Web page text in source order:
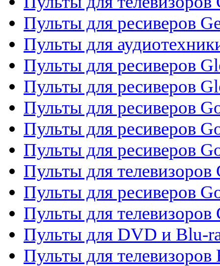
Пульты для ресиверов
Пульты для
Пульты для ресиверов
Пульты для ресиверов
Пульты для ресиверов
Пульты для ресиверов
Пульты для ресиверов
Пульты для телевизоров
Пульты для ресиверов
Пульты для телевизоров
Пульты для DVD и Blu-
Пульты для телевизоров